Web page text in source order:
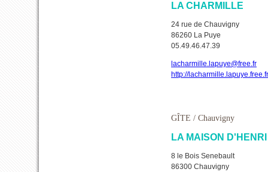
LA CHARMILLE
24 rue de Chauvigny
86260 La Puye
05.49.46.47.39
lacharmille.lapuye@free.fr
http://lacharmille.lapuye.free.fr
GÎTE / Chauvigny
LA MAISON D'HENRI
8 le Bois Senebault
86300 Chauvigny